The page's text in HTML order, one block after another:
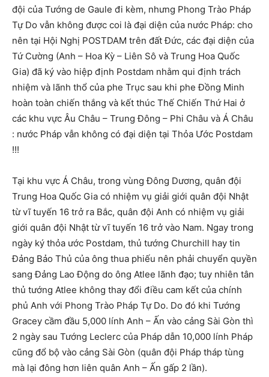
đội của Tướng de Gaule đi kèm, nhưng Phong Trào Pháp
Tự Do vẫn không được coi là đại diện của nước Pháp: cho
nên tại Hội Nghị POSTDAM trên đất Đức, các đại diện của
Tứ Cường (Anh – Hoa Kỳ – Liên Sô và Trung Hoa Quốc
Gia) đã ký vào hiệp định Postdam nhằm qui định trách
nhiệm và lãnh thổ của phe Trục sau khi phe Đồng Minh
hoàn toàn chiến thắng và kết thúc Thế Chiến Thứ Hai ở
các khu vực Âu Châu – Trung Đông – Phi Châu và Á Châu
: nước Pháp vẫn không có đại diện tại Thỏa Ước Postdam
!!!
Tại khu vực Á Châu, trong vùng Đông Dương, quân đội
Trung Hoa Quốc Gia có nhiệm vụ giải giới quân đội Nhật
từ vĩ tuyến 16 trở ra Bắc, quân đội Anh có nhiệm vụ giải
giới quân đội Nhật từ vĩ tuyến 16 trở vào Nam. Ngay trong
ngày ký thỏa ước Postdam, thủ tướng Churchill hay tin
Đảng Bảo Thủ của ông thua phiếu nên phải chuyển quyền
sang Đảng Lao Động do ông Atlee lãnh đạo; tuy nhiên tân
thủ tướng Atlee không thay đổi điều cam kết của chính
phủ Anh với Phong Trào Pháp Tự Do. Do đó khi Tướng
Gracey cầm đầu 5,000 lính Anh – Ấn vào cảng Sài Gòn thì
2 ngày sau Tướng Leclerc của Pháp dẫn 10,000 lính Pháp
cũng đổ bộ vào cảng Sài Gòn (quân đội Pháp tháp tùng
mà lại đông hơn liên quân Anh – Ấn gấp 2 lần).